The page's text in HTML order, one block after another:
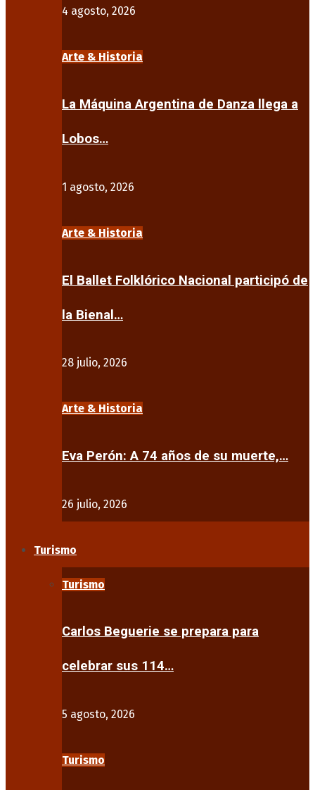
4 agosto, 2026
Arte & Historia
La Máquina Argentina de Danza llega a
Lobos…
1 agosto, 2026
Arte & Historia
El Ballet Folklórico Nacional participó de
la Bienal…
28 julio, 2026
Arte & Historia
Eva Perón: A 74 años de su muerte,…
26 julio, 2026
Turismo
Turismo
Carlos Beguerie se prepara para
celebrar sus 114…
5 agosto, 2026
Turismo